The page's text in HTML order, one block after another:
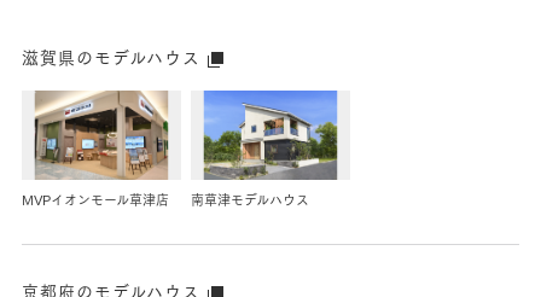
滋賀県のモデルハウス
MVPイオンモール草津店 南草津モデルハウス
京都府のモデルハウス